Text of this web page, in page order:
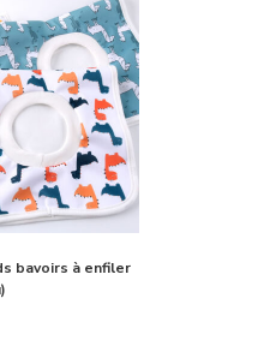
bavoirs à enfiler